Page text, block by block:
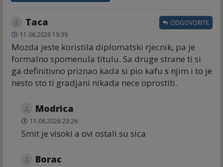
Taca
11.06.2026 19:39
Mozda jeste koristila diplomatski rjecnik, pa je
formalno spomenula titulu. Sa druge strane ti si
ga definitivno priznao kada si pio kafu s njim i to je
nesto sto ti gradjani nikada nece oprostiti.
ODGOVORITE
Modrica
11.06.2026 23:26
Smit je visoki a ovi ostali su sica
Borac